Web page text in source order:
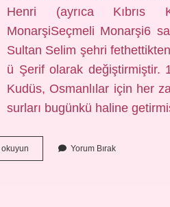
Henri (ayrıca Kıbrıs
MonarşiSeçmeli Monarşi6
Sultan Selim şehri
ü Şerif olarak değiştirmiştir.
Kudüs, Osmanlılar için her
surları bugünkü haline
okuyun
Krallığı
Yorum Bırak